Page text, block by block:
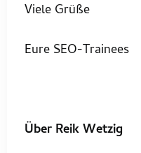
Viele Grüße
Eure SEO-Trainees
Über Reik Wetzig